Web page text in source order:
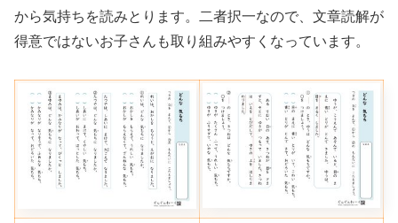
から気持ちを読みとります。二者択一なので、文章読解が
得意ではないお子さんも取り組みやすくなっています。